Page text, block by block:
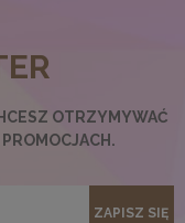
OTRZYMYWAĆ
ZAPISZ SIĘ